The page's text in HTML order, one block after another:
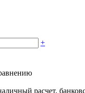
+
расчет,